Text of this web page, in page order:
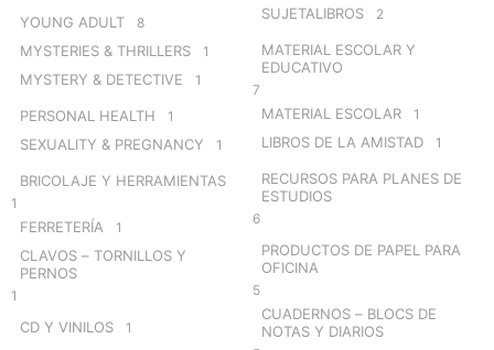
YOUNG ADULT 8
MYSTERIES & THRILLERS 1
MYSTERY & DETECTIVE 1
PERSONAL HEALTH 1
SEXUALITY & PREGNANCY 1
BRICOLAJE Y HERRAMIENTAS
1
FERRETERÍA 1
CLAVOS – TORNILLOS Y
PERNOS
1
CD Y VINILOS 1
SUJETALIBROS 2
MATERIAL ESCOLAR Y
EDUCATIVO
7
MATERIAL ESCOLAR 1
LIBROS DE LA AMISTAD 1
RECURSOS PARA PLANES DE
ESTUDIOS
6
PRODUCTOS DE PAPEL PARA
OFICINA
5
CUADERNOS – BLOCS DE
NOTAS Y DIARIOS